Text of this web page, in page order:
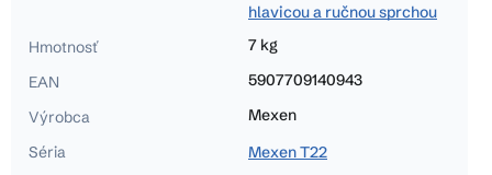
hlavicou a ručnou sprchou
Hmotnosť
7 kg
EAN
5907709140943
Výrobca
Mexen
Séria
Mexen T22